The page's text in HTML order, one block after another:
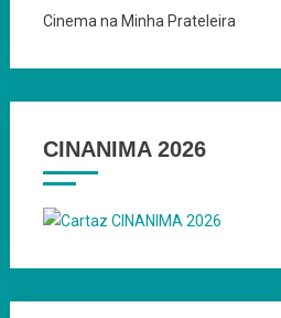
Cinema na Minha Prateleira
CINANIMA 2026